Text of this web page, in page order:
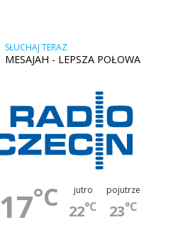
SŁUCHAJ TERAZ
MESAJAH - LEPSZA POŁOWA
17°C jutro
22°C
pojutrze
23°C